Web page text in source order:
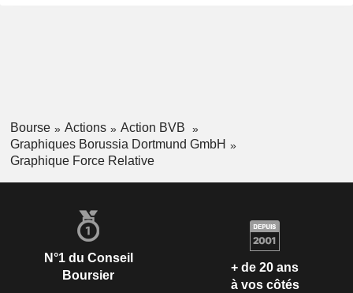
Bourse Actions
Action BVB
Graphiques Borussia Dortmund GmbH
Graphique Force Relative
N°1 du Conseil
Boursier
+ de 20 ans
à vos côtés